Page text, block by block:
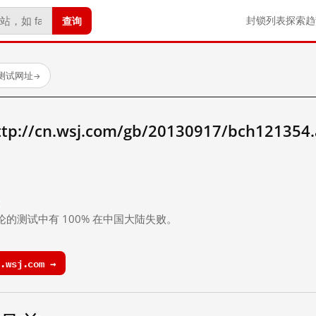
查询 封锁列表探索
试网址→
cn.wsj.com/gb/20130917/
测试中有 100% 在中国大陆失败。
→